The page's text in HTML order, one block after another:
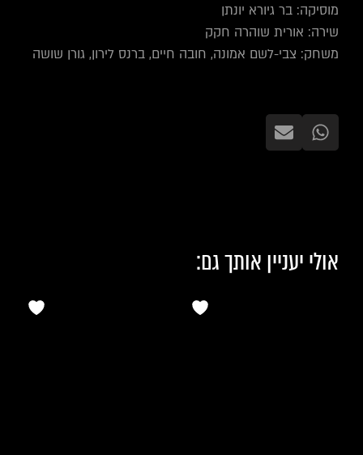
מוסיקה: בר גיורא יונתן
שירה: אורית שוהרה חקק
משחק: צבי-לשם אמונה, חובה חיים, ברנס לירון, גורן שושה
אולי יעניין אותך גם: